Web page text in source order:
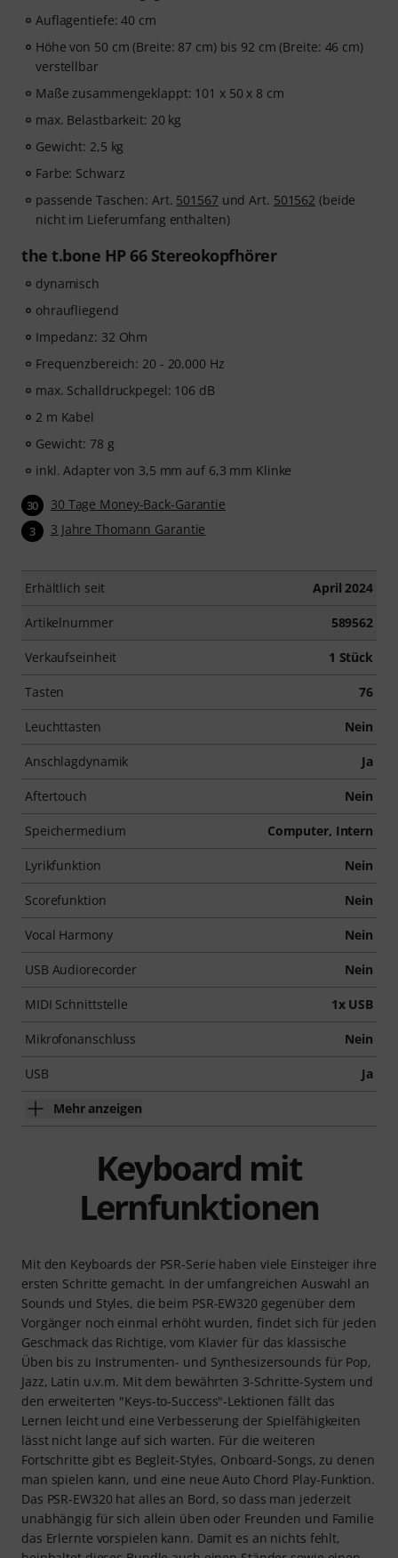
Auflagentiefe: 40 cm
Höhe von 50 cm (Breite: 87 cm) bis 92 cm (Breite: 46 cm)
verstellbar
Maße zusammengeklappt: 101 x 50 x 8 cm
max. Belastbarkeit: 20 kg
Gewicht: 2,5 kg
Farbe: Schwarz
passende Taschen: Art. 501567 und Art. 501562 (beide
nicht im Lieferumfang enthalten)
the t.bone HP 66 Stereokopfhörer
dynamisch
ohraufliegend
Impedanz: 32 Ohm
Frequenzbereich: 20 - 20.000 Hz
max. Schalldruckpegel: 106 dB
2 m Kabel
Gewicht: 78 g
inkl. Adapter von 3,5 mm auf 6,3 mm Klinke
30 30 Tage Money-Back-Garantie
3 3 Jahre Thomann Garantie
Erhältlich seit April 2024
Artikelnummer 589562
Verkaufseinheit 1 Stück
Tasten 76
Leuchttasten Nein
Anschlagdynamik Ja
Aftertouch Nein
Speichermedium Computer, Intern
Lyrikfunktion Nein
Scorefunktion Nein
Vocal Harmony Nein
USB Audiorecorder Nein
MIDI Schnittstelle 1x USB
Mikrofonanschluss Nein
USB Ja
Mehr anzeigen
Keyboard mit
Lernfunktionen
Mit den Keyboards der PSR-Serie haben viele Einsteiger ihre
ersten Schritte gemacht. In der umfangreichen Auswahl an
Sounds und Styles, die beim PSR-EW320 gegenüber dem
Vorgänger noch einmal erhöht wurden, findet sich für jeden
Geschmack das Richtige, vom Klavier für das klassische
Üben bis zu Instrumenten- und Synthesizersounds für Pop,
Jazz, Latin u.v.m. Mit dem bewährten 3-Schritte-System und
den erweiterten "Keys-to-Success"-Lektionen fällt das
Lernen leicht und eine Verbesserung der Spielfähigkeiten
lässt nicht lange auf sich warten. Für die weiteren
Fortschritte gibt es Begleit-Styles, Onboard-Songs, zu denen
man spielen kann, und eine neue Auto Chord Play-Funktion.
Das PSR-EW320 hat alles an Bord, so dass man jederzeit
unabhängig für sich allein üben oder Freunden und Familie
das Erlernte vorspielen kann. Damit es an nichts fehlt,